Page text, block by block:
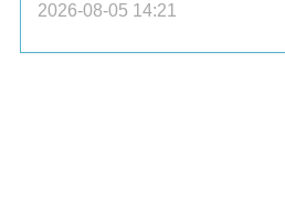
2026-08-05 14:21